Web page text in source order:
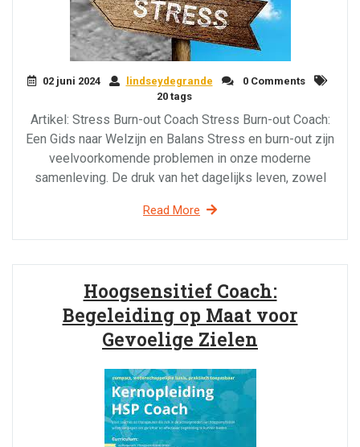
02 juni 2024 lindseydegrande
0 Comments
20 tags
Artikel: Stress Burn-out Coach Stress Burn-out Coach:
Een Gids naar Welzijn en Balans Stress en burn-out zijn
veelvoorkomende problemen in onze moderne
samenleving. De druk van het dagelijks leven, zowel
Read More
Hoogsensitief Coach:
Begeleiding op Maat voor
Gevoelige Zielen